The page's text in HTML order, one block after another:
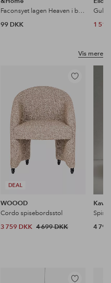
Faconsyet lagen Heaven i bomuld
99 DKK
1
Vis mere
DEAL
Tilføj
favoritter
WOOOD
Cordo spisebordsstol
3 759 DKK 4 699 DKK
Kave
4